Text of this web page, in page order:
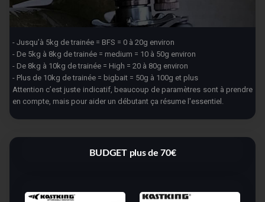
- Jusqu’à 5kg de trainée = BFS = 0 à 20g environ
- De 5kg à 8kg de trainée = medium = 10 à 50g environ
- De 8kg à 10kg de trainée = High = 20 à 80g environ
- Plus de 10kg de trainée = bigbait = 50g à 100g et plus
Attention c’est juste indicatif, beaucoup de paramètres sont à prendre
en compte, mais pour aider un débutant ça résume l'essentiel.
BUDGET plus de 70€